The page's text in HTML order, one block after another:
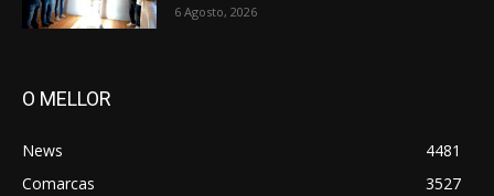
6 Agosto, 2026
O MELLOR
News
4481
Comarcas
3527